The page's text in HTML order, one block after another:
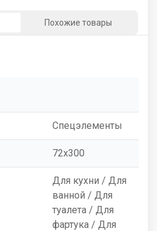
Похожие товары
Спецэлементы
72x300
Для кухни / Для
ванной / Для
туалета / Для
фартука / Для